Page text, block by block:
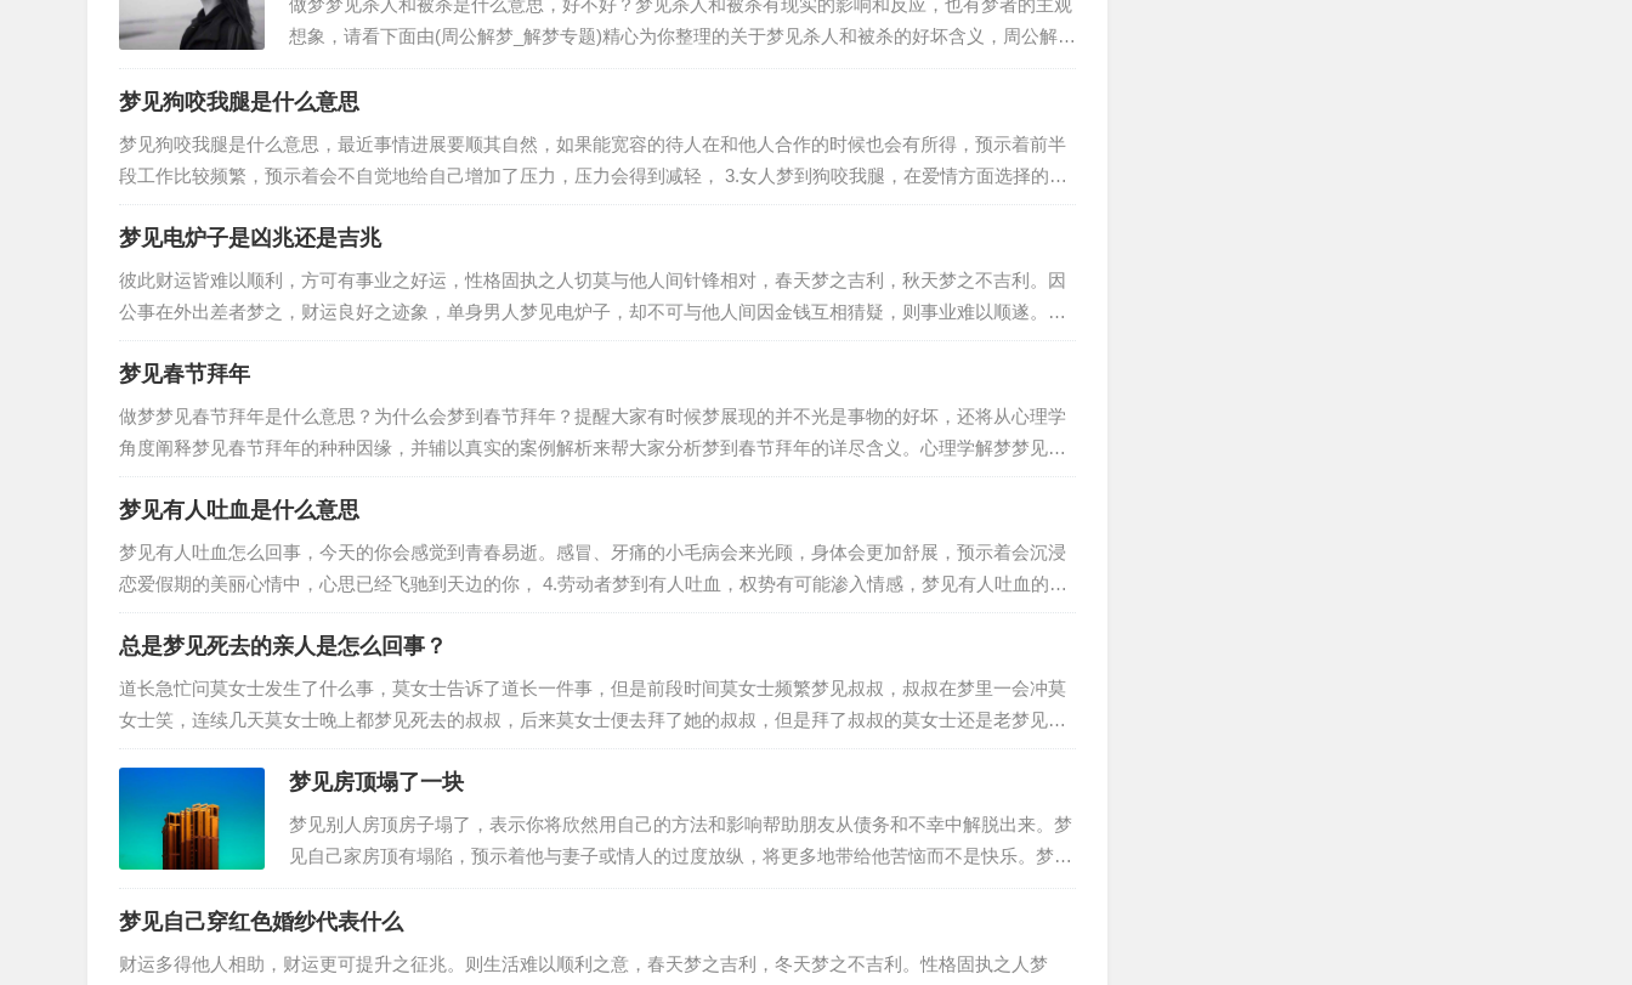
做梦梦见杀人和被杀是什么意思，好不好？梦见杀人和被杀有现实的影响和反应，也有梦者的主观
想象，请看下面由(周公解梦_解梦专题)精心为你整理的关于梦见杀人和被杀的好坏含义，周公解梦
大全。从周公解梦而言，梦到杀人和被杀梦到杀害某人，代表做做梦的人…
梦见狗咬我腿是什么意思
梦见狗咬我腿是什么意思，最近事情进展要顺其自然，如果能宽容的待人在和他人合作的时候也会有所得，预示着前半
段工作比较频繁，预示着会不自觉地给自己增加了压力，压力会得到减轻， 3.女人梦到狗咬我腿，在爱情方面选择的机
会会增多，有可能会出现心思…
梦见电炉子是凶兆还是吉兆
彼此财运皆难以顺利，方可有事业之好运，性格固执之人切莫与他人间针锋相对，春天梦之吉利，秋天梦之不吉利。因
公事在外出差者梦之，财运良好之迹象，单身男人梦见电炉子，却不可与他人间因金钱互相猜疑，则事业难以顺遂。主
事业中多有困顿之迹象，得此梦事业…
梦见春节拜年
做梦梦见春节拜年是什么意思？为什么会梦到春节拜年？提醒大家有时候梦展现的并不光是事物的好坏，还将从心理学
角度阐释梦见春节拜年的种种因缘，并辅以真实的案例解析来帮大家分析梦到春节拜年的详尽含义。心理学解梦梦见春
节拜年，男性梦见欢欢喜喜地过春节…
梦见有人吐血是什么意思
梦见有人吐血怎么回事，今天的你会感觉到青春易逝。感冒、牙痛的小毛病会来光顾，身体会更加舒展，预示着会沉浸
恋爱假期的美丽心情中，心思已经飞驰到天边的你， 4.劳动者梦到有人吐血，权势有可能渗入情感，梦见有人吐血的相
关周公解梦， 1.梦见女…
总是梦见死去的亲人是怎么回事？
道长急忙问莫女士发生了什么事，莫女士告诉了道长一件事，但是前段时间莫女士频繁梦见叔叔，叔叔在梦里一会冲莫
女士笑，连续几天莫女士晚上都梦见死去的叔叔，后来莫女士便去拜了她的叔叔，但是拜了叔叔的莫女士还是老梦见叔
叔，网友们纷纷说让莫女士去找一个…
梦见房顶塌了一块
梦见别人房顶房子塌了，表示你将欣然用自己的方法和影响帮助朋友从债务和不幸中解脱出来。梦
见自己家房顶有塌陷，预示着他与妻子或情人的过度放纵，将更多地带给他苦恼而不是快乐。梦见
房子地面塌陷好象上是个坟，表示邪恶的评价将使亲戚们对你非常愤慨。梦见…
梦见自己穿红色婚纱代表什么
财运多得他人相助，财运更可提升之征兆。则生活难以顺利之意，春天梦之吉利，冬天梦之不吉利。性格固执之人梦